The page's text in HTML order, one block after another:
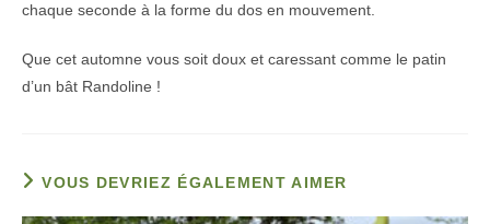
chaque seconde à la forme du dos en mouvement.
Que cet automne vous soit doux et caressant comme le patin
d’un bât Randoline !
VOUS DEVRIEZ ÉGALEMENT AIMER